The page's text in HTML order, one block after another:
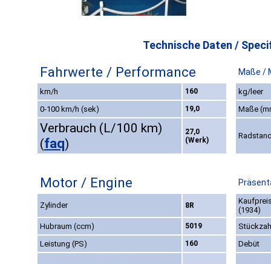
Technische Daten /
Fahrwerte / Performance Maße /
km/h 160
kg/leer
0-100 km/h (sek)
19,0 Maße
Verbrauch (L/100 km)
(faq)
27,0
(Werk)
Motor / Engine
Zylinder 8R
(1934)
Hubraum (ccm)
5019
Leistung (PS)
160 Debüt